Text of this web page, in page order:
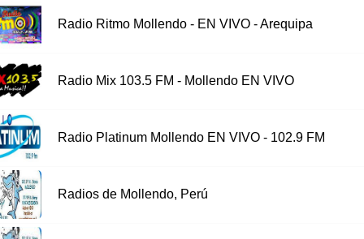
Radio Ritmo Mollendo - EN VIVO - Arequipa
Radio Mix 103.5 FM - Mollendo EN VIVO
Radio Platinum Mollendo EN VIVO - 102.9 FM
Radios de Mollendo, Perú